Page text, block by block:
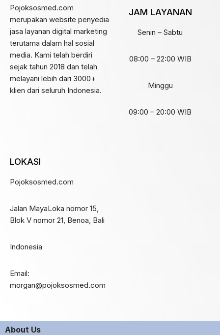
Pojoksosmed.com
merupakan website penyedia
jasa layanan digital marketing
terutama dalam hal sosial
media. Kami telah berdiri
sejak tahun 2018 dan telah
melayani lebih dari 3000+
klien dari seluruh Indonesia.
JAM LAYANAN
Senin – Sabtu
08:00 – 22:00 WIB
Minggu
09:00 – 20:00 WIB
LOKASI
Pojoksosmed.com
Jalan MayaLoka nomor 15,
Blok V nomor 21, Benoa, Bali
Indonesia
Email:
morgan@pojoksosmed.com
About Us